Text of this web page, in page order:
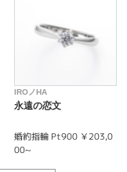
IROノHA
永遠の恋文
婚約指輪 Pt900 ￥203,0
00~